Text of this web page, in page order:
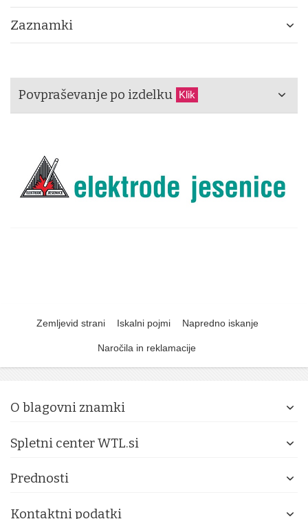
Zaznamki
Povpraševanje po izdelku Klik
Zemljevid strani Iskalni pojmi Napredno iskanje
Naročila in reklamacije
O blagovni znamki
Spletni center WTL.si
Prednosti
Kontaktni podatki